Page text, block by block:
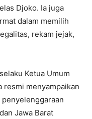
Djoko. Ia juga
dalam memilih
rekam jejak,
Ketua Umum
resmi menyampaikan
Jawa Barat